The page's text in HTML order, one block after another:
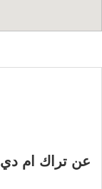
عن تراك ام دي